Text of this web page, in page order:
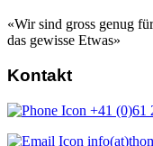
«Wir sind gross genug
das gewisse Etwas»
Kontakt
+41 (0)61